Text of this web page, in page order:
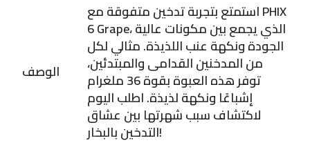
الوصف
استمتع بتجربة تدخين متفوقة مع PHIX
6 Grape، الذي يجمع بين مكونات عالية
الجودة ونكهة عنب اللذيذة. مثالي لكل
من المدخنين القدامى والمبتدئين،
توفر هذه العبوة بقوة 36 ملغرام
إشباعًا ونكهة لذيذة. اطلب اليوم
لاكتشاف سبب شهرتها بين عشاق
التدخين بالبخار!